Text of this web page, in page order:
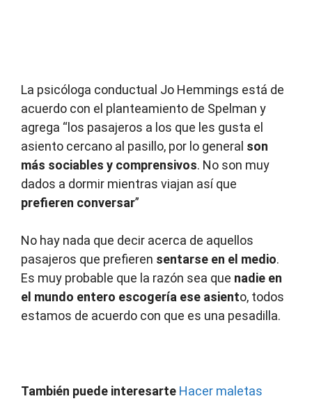
La psicóloga conductual Jo Hemmings está de
acuerdo con el planteamiento de Spelman y
agrega “los pasajeros a los que les gusta el
asiento cercano al pasillo, por lo general son
más sociables y comprensivos. No son muy
dados a dormir mientras viajan así que
prefieren conversar”
No hay nada que decir acerca de aquellos
pasajeros que prefieren sentarse en el medio.
Es muy probable que la razón sea que nadie en
el mundo entero escogería ese asiento, todos
estamos de acuerdo con que es una pesadilla.
También puede interesarte Hacer maletas